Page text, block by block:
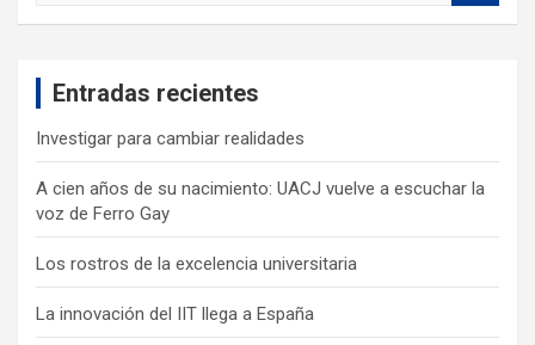
Entradas recientes
Investigar para cambiar realidades
A cien años de su nacimiento: UACJ vuelve a escuchar la
voz de Ferro Gay
Los rostros de la excelencia universitaria
La innovación del IIT llega a España